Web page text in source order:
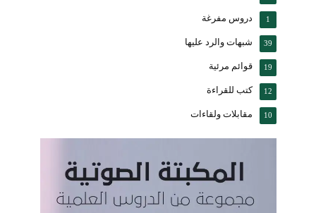
دروس مفرغة 1
شبهات والرد عليها 39
قوائم مرئية 19
كتب للقراءة 12
مقابلات ولقاءات 10